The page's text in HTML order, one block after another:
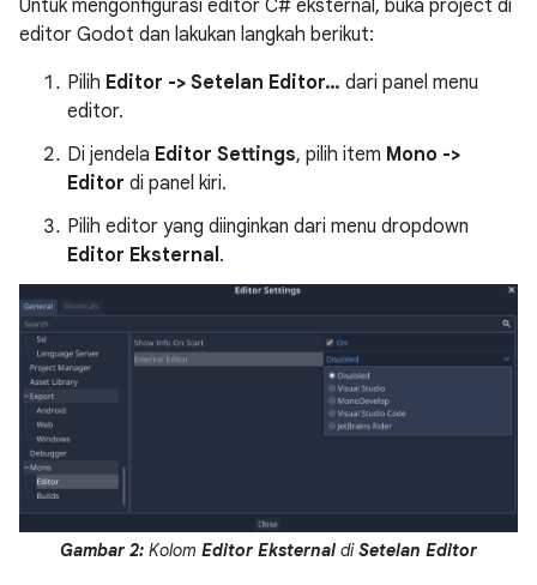
Untuk mengonfigurasi editor C# eksternal, buka project di
editor Godot dan lakukan langkah berikut:
Pilih Editor -> Setelan Editor… dari panel menu
editor.
Di jendela Editor Settings, pilih item Mono ->
Editor di panel kiri.
Pilih editor yang diinginkan dari menu dropdown
Editor Eksternal.
Gambar 2: Kolom Editor Eksternal diSetelan Editor